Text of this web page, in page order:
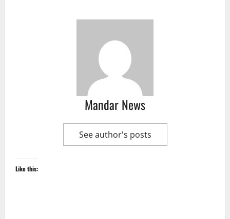
Mandar News
See author's posts
Like this: